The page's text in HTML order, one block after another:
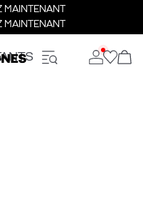
MAINTENANT
MAINTENANT